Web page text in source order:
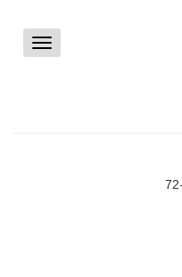
Toggle